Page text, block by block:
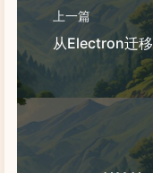
上一篇
从Electron迁